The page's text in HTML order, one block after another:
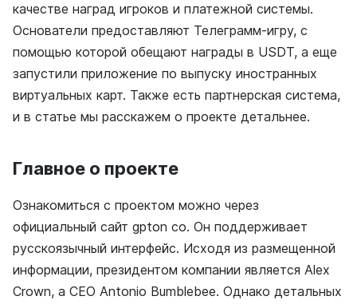
качестве наград игроков и платежной системы.
Основатели предоставляют Телеграмм-игру, с
помощью которой обещают награды в USDT, а еще
запустили приложение по выпуску иностранных
виртуальных карт. Также есть партнерская система,
и в статье мы расскажем о проекте детальнее.
Главное о проекте
Ознакомиться с проектом можно через
официальный сайт gpton co. Он поддерживает
русскоязычный интерфейс. Исходя из размещенной
информации, президентом компании является Alex
Crown, а CEO Antonio Bumblebee. Однако детальных